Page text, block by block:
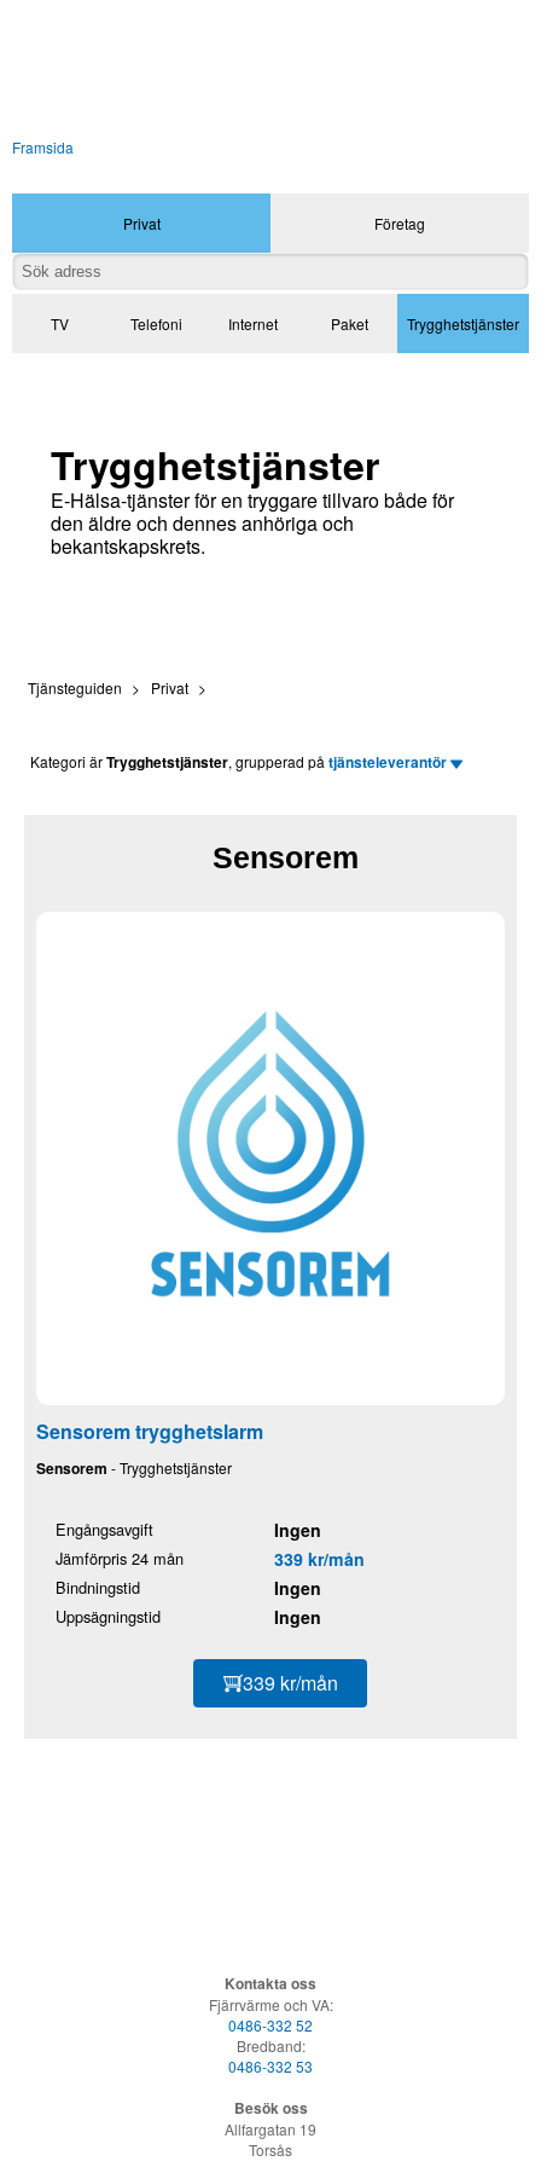
Framsida
Privat Företag
TV Telefoni Internet Paket Trygghetstjänster
Trygghetstjänster
E-Hälsa-tjänster för en tryggare tillvaro både för
den äldre och dennes anhöriga och
bekantskapskrets.
Tjänsteguiden Privat
Kategori ärTrygghetstjänster, grupperad på tjänsteleverantör
Sensorem
Sensorem trygghetslarm
Sensorem - Trygghetstjänster
Engångsavgift Ingen
Jämförpris 24 mån 339 kr/mån
Bindningstid Ingen
Uppsägningstid Ingen
339 kr/mån
Kontakta oss
Fjärrvärme och VA:
0486-332 52
Bredband:
0486-332 53
Besök oss
Allfargatan 19
Torsås